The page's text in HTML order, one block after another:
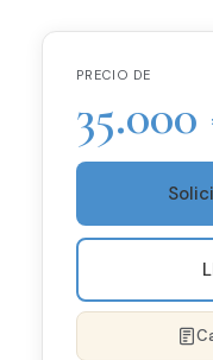
PRECIO DE